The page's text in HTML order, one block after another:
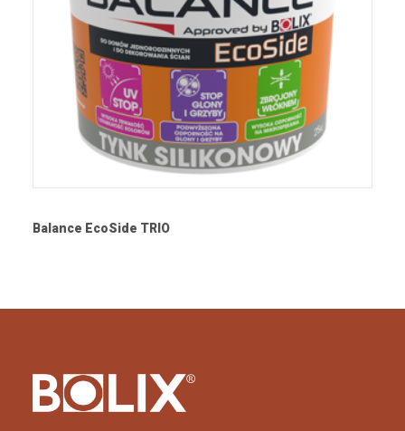
Balance EcoSide TRIO